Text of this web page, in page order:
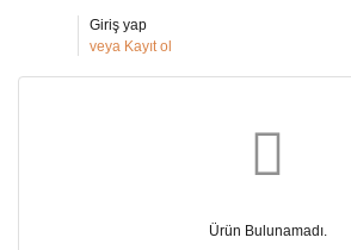
Giriş yap
veya Kayıt ol
Ürün Bulunamadı.